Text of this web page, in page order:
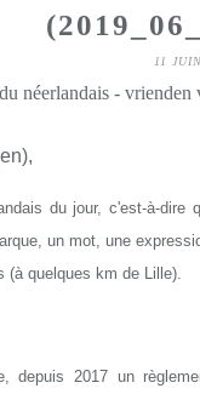
11
néerlandais -
du jour, c'est-à-
un mot, une
(à quelques km de Lille).
depuis 2017 un